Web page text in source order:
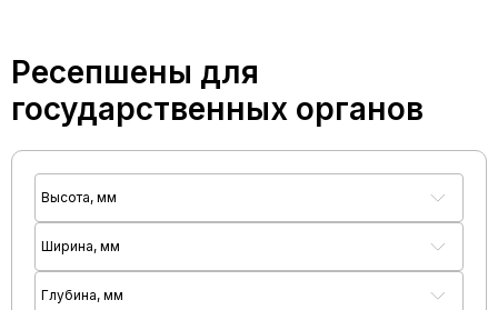
Ресепшены для
государственных органов
Высота, мм
Ширина, мм
Глубина, мм